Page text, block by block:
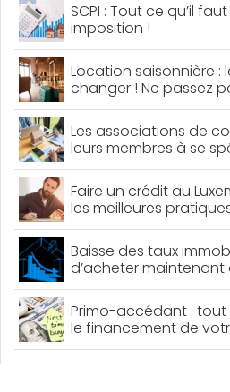
SCPI : Tout ce qu’il
imposition !
Location saisonnière
changer ! Ne passez
dernières nouveautés
Les associations de
leurs membres à se
professionnel : voici
Faire un crédit au
les meilleures
Baisse des taux
d’acheter
obtenir un meilleur
Primo-accédant : tout
le financement de